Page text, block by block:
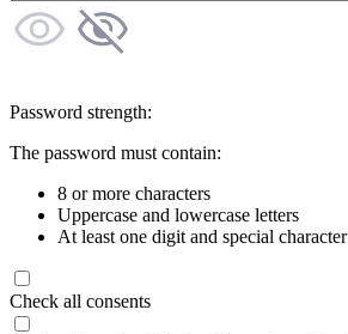
Password strength:
The password must contain:
8 or more characters
Uppercase and lowercase letters
At least one digit and special character
Check all consents